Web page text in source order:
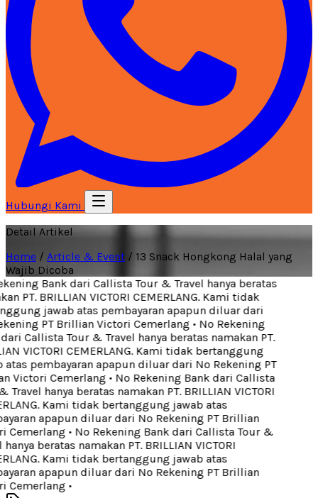
Hubungi Kami
Detail Artikel
Home / Article & Event / 13 Snack Hongkong Halal yang
Wajib Dicoba
Bank dari Callista Tour & Travel hanya beratas
PT. BRILLIAN VICTORI CEMERLANG. Kami tidak
jawab atas pembayaran apapun diluar dari
PT Brillian Victori Cemerlang• No Rekening
Callista Tour & Travel hanya beratas namakan PT.
VICTORI CEMERLANG. Kami tidak bertanggung
pembayaran apapun diluar dari No Rekening PT
Victori Cemerlang• No Rekening Bank dari Callista
Travel hanya beratas namakan PT. BRILLIAN VICTORI
Kami tidak bertanggung jawab atas
apapun diluar dari No Rekening PT Brillian
Cemerlang• No Rekening Bank dari Callista Tour &
beratas namakan PT. BRILLIAN VICTORI
Kami tidak bertanggung jawab atas
apapun diluar dari No Rekening PT Brillian
Cemerlang•